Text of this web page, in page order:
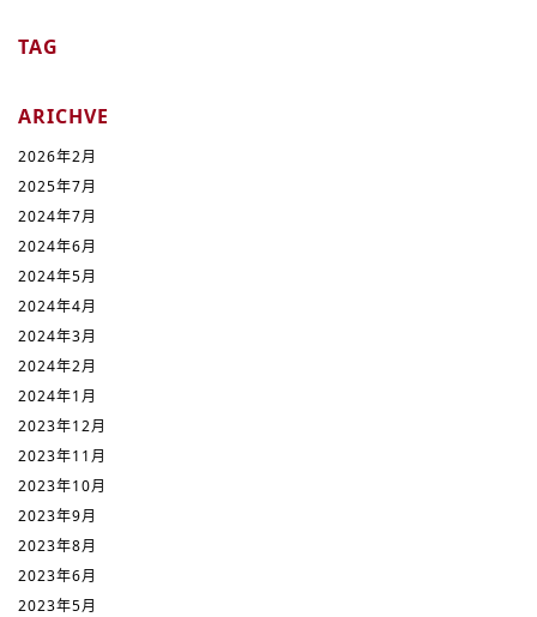
TAG
ARICHVE
2026年2月
2025年7月
2024年7月
2024年6月
2024年5月
2024年4月
2024年3月
2024年2月
2024年1月
2023年12月
2023年11月
2023年10月
2023年9月
2023年8月
2023年6月
2023年5月